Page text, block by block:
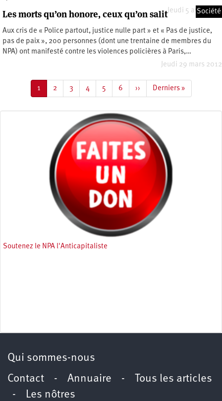
Jeudi 5 avril 2012
Société
Les morts qu’on honore, ceux qu’on salit
Aux cris de « Police partout, justice nulle part » et « Pas de justice,
pas de paix », 200 personnes (dont une trentaine de membres du
NPA) ont manifesté contre les violences policières à Paris,…
Jeudi 29 mars 2012
Page
courante
1 Page
2 Page
3 Page
4 Page
5 Page
6
Page
suivante
››
Dernière
page
Derniers »
Soutenez le NPA l'Anticapitaliste
Qui sommes-nous
Contact - Annuaire -
Tous les articles
- Les nôtres